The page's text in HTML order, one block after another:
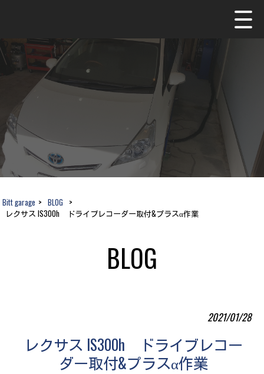
Bitt garage > BLOG >
レクサス IS300h ドライブレコーダー取付&プラスα作業
BLOG
2021/01/28
レクサス IS300h ドライブレコー
ダー取付&プラスα作業